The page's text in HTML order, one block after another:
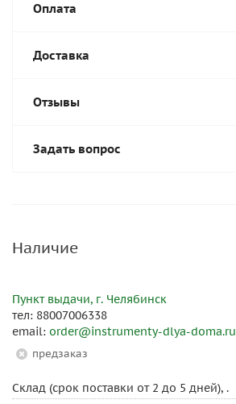
Оплата
Доставка
Отзывы
Задать вопрос
Наличие
Пункт выдачи, г. Челябинск
тел: 88007006338
email: order@instrumenty-dlya-doma.ru
Предзаказ
Склад (срок поставки от 2 до 5 дней), .